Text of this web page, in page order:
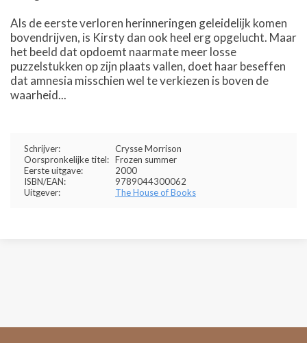
Als de eerste verloren herinneringen geleidelijk komen
bovendrijven, is Kirsty dan ook heel erg opgelucht. Maar
het beeld dat opdoemt naarmate meer losse
puzzelstukken op zijn plaats vallen, doet haar beseffen
dat amnesia misschien wel te verkiezen is boven de
waarheid...
Schrijver:
Crysse Morrison
Oorspronkelijke titel: Frozen summer
Eerste uitgave:
2000
ISBN/EAN:
9789044300062
Uitgever:
The House of Books